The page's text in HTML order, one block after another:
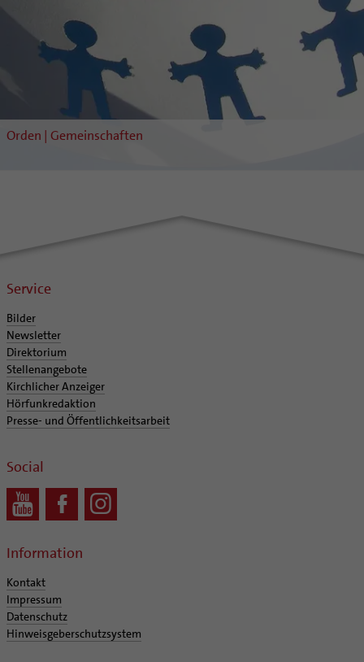
Orden | Gemeinschaften
Service
Bilder
Newsletter
Direktorium
Stellenangebote
Kirchlicher Anzeiger
Hörfunkredaktion
Presse- und Öffentlichkeitsarbeit
Social
Information
Kontakt
Impressum
Datenschutz
Hinweisgeberschutzsystem